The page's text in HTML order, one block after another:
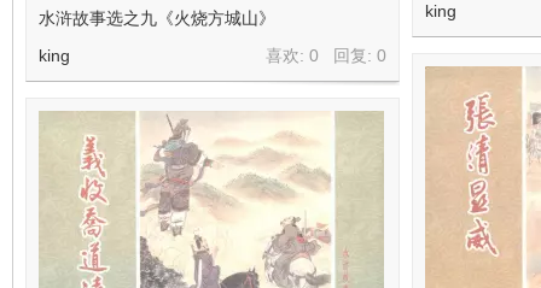
king
水浒故事选之九《火烧方城山》
喜欢: 0 回复: 0
king